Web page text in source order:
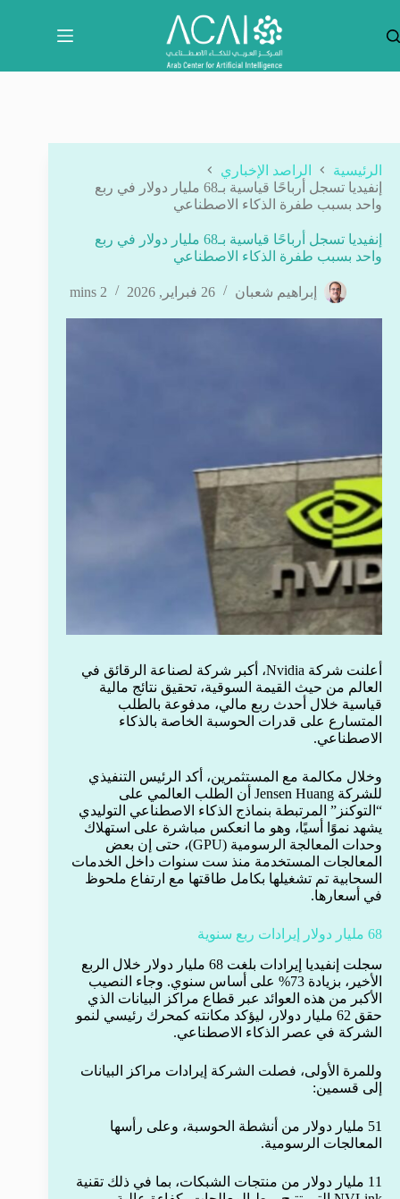
المحتوى
الرئيسية
الراصد الإخباري
إنفيديا تسجل أرباحًا قياسية بـ68 مليار دولار في ربع
واحد بسبب طفرة الذكاء الاصطناعي
إنفيديا تسجل أرباحًا قياسية بـ68 مليار دولار في ربع
واحد بسبب طفرة الذكاء الاصطناعي
إبراهيم شعبان 26 فبراير, 2026 2 mins
أعلنت شركة Nvidia، أكبر شركة لصناعة الرقائق في
العالم من حيث القيمة السوقية، تحقيق نتائج مالية
قياسية خلال أحدث ربع مالي، مدفوعة بالطلب
المتسارع على قدرات الحوسبة الخاصة بالذكاء
الاصطناعي.
وخلال مكالمة مع المستثمرين، أكد الرئيس التنفيذي
للشركة Jensen Huang أن الطلب العالمي على
“التوكنز” المرتبطة بنماذج الذكاء الاصطناعي التوليدي
يشهد نموًا أسيًا، وهو ما انعكس مباشرة على استهلاك
وحدات المعالجة الرسومية (GPU)، حتى إن بعض
المعالجات المستخدمة منذ ست سنوات داخل الخدمات
السحابية تم تشغيلها بكامل طاقتها مع ارتفاع ملحوظ
في أسعارها.
68 مليار دولار إيرادات ربع سنوية
سجلت إنفيديا إيرادات بلغت 68 مليار دولار خلال الربع
الأخير، بزيادة 73% على أساس سنوي. وجاء النصيب
الأكبر من هذه العوائد عبر قطاع مراكز البيانات الذي
حقق 62 مليار دولار، ليؤكد مكانته كمحرك رئيسي لنمو
الشركة في عصر الذكاء الاصطناعي.
وللمرة الأولى، فصلت الشركة إيرادات مراكز البيانات
إلى قسمين:
51 مليار دولار من أنشطة الحوسبة، وعلى رأسها
المعالجات الرسومية.
11 مليار دولار من منتجات الشبكات، بما في ذلك تقنية